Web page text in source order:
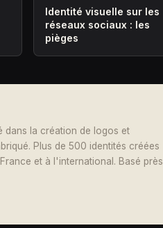
Identité visuelle sur les
réseaux sociaux : les
pièges
dans la création de logos et
Plus de 500 identités créées
et à l'international. Basé près